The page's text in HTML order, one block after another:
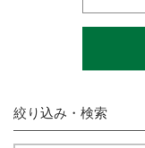
絞り込み・検索